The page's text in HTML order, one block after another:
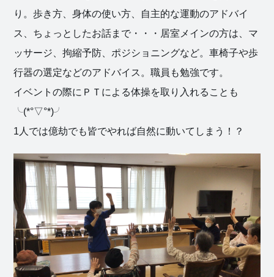
り。歩き方、身体の使い方、自主的な運動のアドバイ
ス、ちょっとしたお話まで・・・居室メインの方は、マ
ッサージ、拘縮予防、ポジショニングなど。車椅子や歩
行器の選定などのアドバイス。職員も勉強です。
イベントの際にＰＴによる体操を取り入れることも
╰(*°▽°*)╯
1人では億劫でも皆でやれば自然に動いてしまう！？